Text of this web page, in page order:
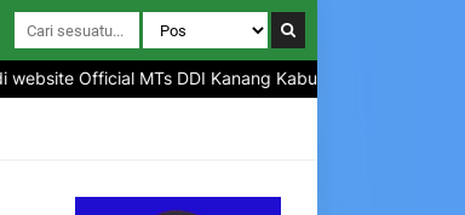
Official MTs DDI Kanang Kabupaten Polewali